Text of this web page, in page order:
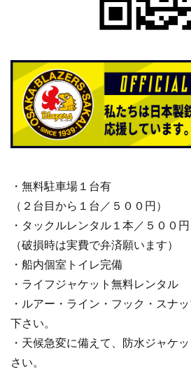
・無料駐車場１台有
（２台目から１台／５００円）
・タックルレンタル１本／５００円
（破損時は実費で弁済願います）
・船内個室トイレ完備
・ライフジャケット無料レンタル
・ルアー・ライン・フック・スナ
下さい。
・天候急変に備えて、防水ジャケ
さい。